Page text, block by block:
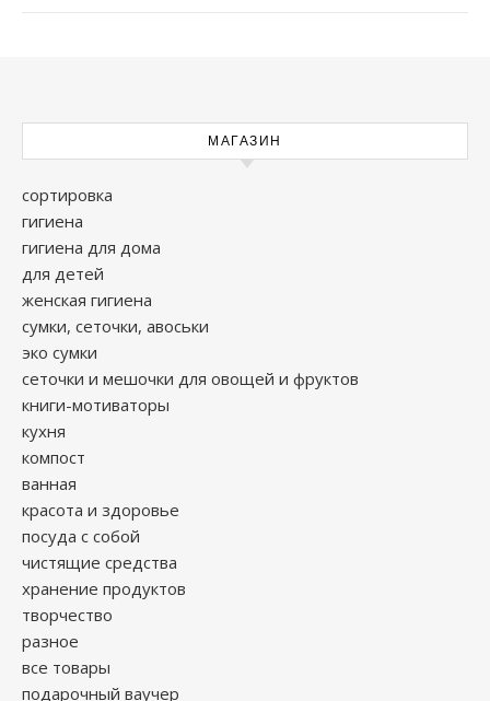
МАГАЗИН
сортировка
гигиена
гигиена для дома
для детей
женская гигиена
сумки, сеточки, авоськи
эко сумки
сеточки и мешочки для овощей и фруктов
книги-мотиваторы
кухня
компост
ванная
красота и здоровье
посуда с собой
чистящие средства
хранение продуктов
творчество
разное
все товары
подарочный ваучер